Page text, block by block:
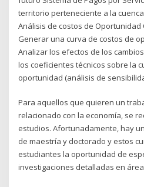
territorio perteneciente a la
Análisis de costos de Oportunidad
Generar una curva de costos de
Analizar los efectos de los
los coeficientes técnicos sobre la
oportunidad (análisis de
Para aquellos que quieren un
relacionado con la economía, se
estudios. Afortunadamente, hay
de maestría y doctorado y estos
estudiantes la oportunidad de
investigaciones detalladas en